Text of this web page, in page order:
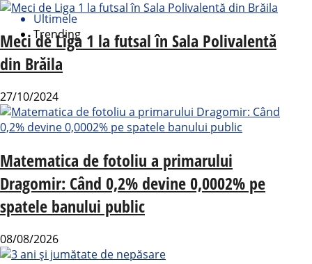
Ultimele
Trending
Meci de Liga 1 la futsal în Sala Polivalentă
din Brăila
27/10/2024
Matematica de fotoliu a primarului
Dragomir: Când 0,2% devine 0,0002% pe
spatele banului public
08/08/2026